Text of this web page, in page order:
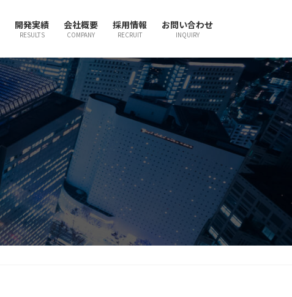
開発実績
RESULTS
会社概要
COMPANY
採用情報
RECRUIT
お問い合わせ
INQUIRY